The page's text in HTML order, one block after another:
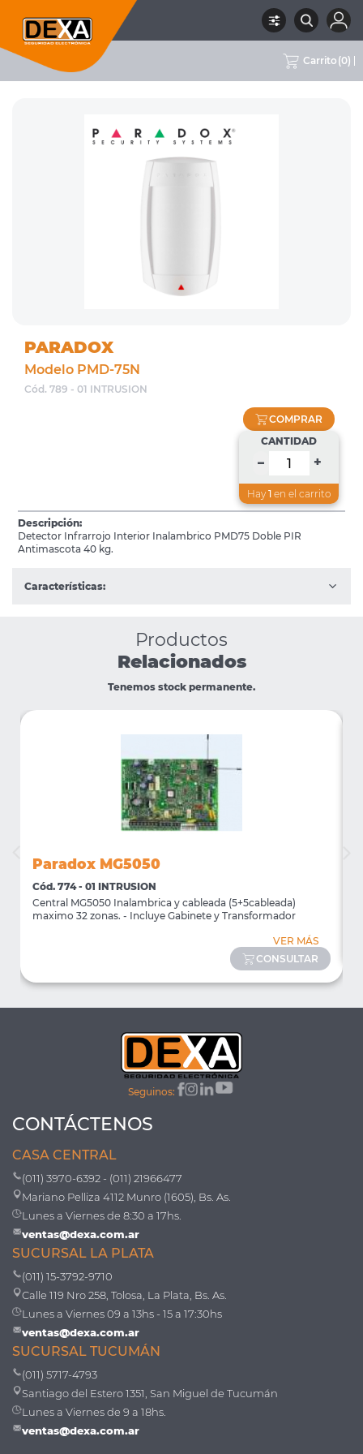
Carrito (0)
MARCA
PARADOX
Modelo PMD-75N
Cód. 789 - 01 INTRUSION
COMPRAR
CANTIDAD
– +
Hay 1 en el carrito
Descripción:
Detector Infrarrojo Interior Inalambrico PMD75 Doble PIR
Antimascota 40 kg.
Características:
Productos
Relacionados
Tenemos stock permanente.
Paradox MG5050
Cód. 774 - 01 INTRUSION
Central MG5050 Inalambrica y cableada (5+5cableada)
maximo 32 zonas. - Incluye Gabinete y Transformador
VER MÁS
CONSULTAR
Seguinos:
CONTÁCTENOS
CASA CENTRAL
(011) 3970-6392 - (011) 21966477
Mariano Pelliza 4112 Munro (1605), Bs. As.
Lunes a Viernes de 8:30 a 17hs.
ventas@dexa.com.ar
SUCURSAL LA PLATA
(011) 15-3792-9710
Calle 119 Nro 258, Tolosa, La Plata, Bs. As.
Lunes a Viernes 09 a 13hs - 15 a 17:30hs
ventas@dexa.com.ar
SUCURSAL TUCUMÁN
(011) 5717-4793
Santiago del Estero 1351, San Miguel de Tucumán
Lunes a Viernes de 9 a 18hs.
ventas@dexa.com.ar